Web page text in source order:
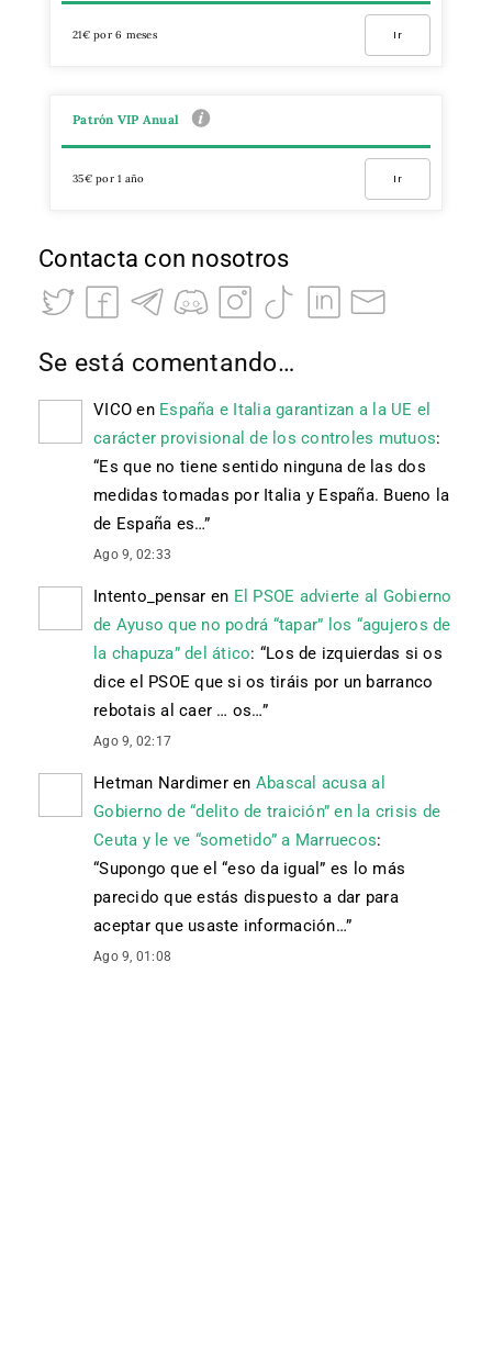
21€ por 6 meses Ir
Patrón VIP Anual
35€ por 1 año Ir
Contacta con nosotros
Se está comentando…
VICO en España e Italia garantizan a la UE el
carácter provisional de los controles mutuos:
“Es que no tiene sentido ninguna de las dos
medidas tomadas por Italia y España. Bueno la
de España es…”
Ago 9, 02:33
Intento_pensar en El PSOE advierte al Gobierno
de Ayuso que no podrá “tapar” los “agujeros de
la chapuza” del ático: “Los de izquierdas si os
dice el PSOE que si os tiráis por un barranco
rebotais al caer … os…”
Ago 9, 02:17
Hetman Nardimeren Abascal acusa al
Gobierno de “delito de traición” en la crisis de
Ceuta y le ve “sometido” a Marruecos:
“Supongo que el “eso da igual” es lo más
parecido que estás dispuesto a dar para
aceptar que usaste información…”
Ago 9, 01:08